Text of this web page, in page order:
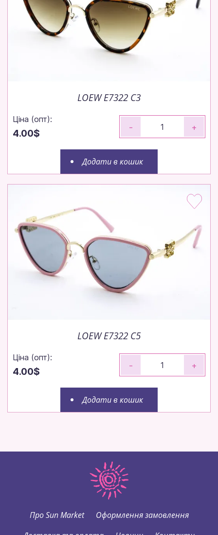
LOEW E7322 C3
Ціна (опт):
4.00$
- +
Додати в кошик
LOEW E7322 C5
Ціна (опт):
4.00$
- +
Додати в кошик
Про Sun Market
Оформлення замовлення